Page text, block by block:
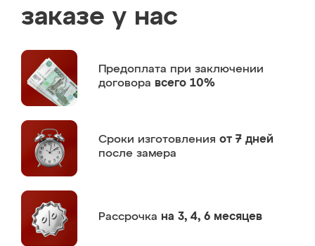
заказе у нас
Предоплата при заключении
договора всего 10%
Сроки изготовления от 7 дней
после замера
Рассрочка на 3, 4, 6 месяцев